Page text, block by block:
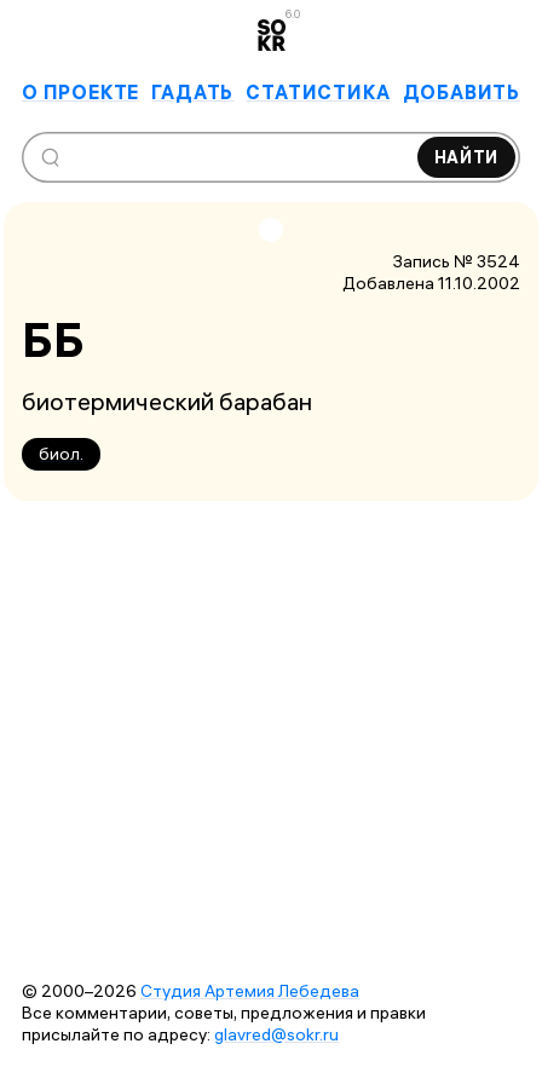
6.0
О ПРОЕКТЕ ГАДАТЬ СТАТИСТИКА ДОБАВИТЬ
НАЙТИ
Запись № 3524
Добавлена 11.10.2002
ББ
биотермический барабан
биол.
© 2000–2026 Студия Артемия Лебедева
Все комментарии, советы, предложения и правки
присылайте по адресу: glavred@sokr.ru